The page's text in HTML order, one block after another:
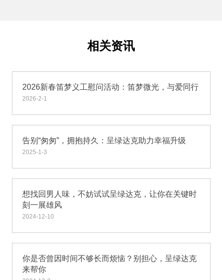
相关资讯
2026新春笛梦义工慰问活动：笛梦微光，与爱同行
2026-2-1
告别“匆匆”，拥抱持久：呈绿达克助力幸福升级
2025-1-3
想找回男人味，不妨试试呈绿达克，让你在关键时
刻一展雄风
2024-12-10
你是否曾因时间不够长而烦恼？别担心，呈绿达克
来帮你